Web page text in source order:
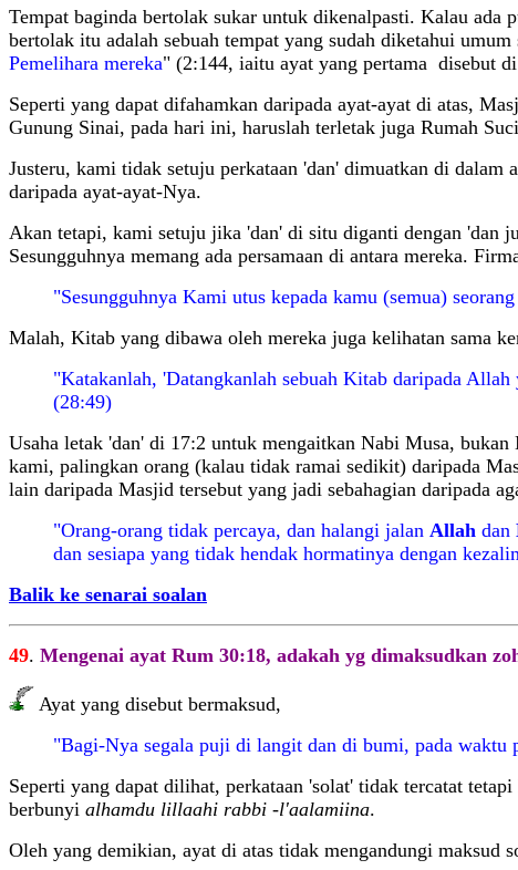
Tempat baginda bertolak sukar untuk dikenalpasti. Kalau ada
bertolak itu adalah sebuah tempat yang sudah diketahui
Pemelihara mereka" (2:144, iaitu ayat yang pertama disebut
Seperti yang dapat difahamkan daripada ayat-ayat di atas,
Gunung Sinai, pada hari ini, haruslah terletak juga Rumah
Justeru, kami tidak setuju perkataan 'dan' dimuatkan di
daripada ayat-ayat-Nya.
Akan tetapi, kami setuju jika 'dan' di situ diganti dengan 'dan
Sesungguhnya memang ada persamaan di antara mereka.
"Sesungguhnya Kami utus kepada kamu (semua)
Malah, Kitab yang dibawa oleh mereka juga kelihatan sama
"Katakanlah, 'Datangkanlah sebuah Kitab daripada
(28:49)
Usaha letak 'dan' di 17:2 untuk mengaitkan Nabi Musa,
kami, palingkan orang (kalau tidak ramai sedikit) daripada
lain daripada Masjid tersebut yang jadi sebahagian daripada
"Orang-orang tidak percaya, dan halangi jalan Allah dan
dan sesiapa yang tidak hendak hormatinya dengan
Balik ke senarai soalan
49. Mengenai ayat Rum 30:18, adakah yg dimaksudkan
Ayat yang disebut bermaksud,
"Bagi-Nya segala puji di langit dan di bumi, pada waktu
Seperti yang dapat dilihat, perkataan 'solat' tidak tercatat tetapi
berbunyi alhamdu lillaahi rabbi -l'aalamiina.
Oleh yang demikian, ayat di atas tidak mengandungi maksud